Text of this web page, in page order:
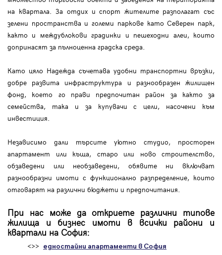
на квартала. За отдих и спорт жителите разполагат със
зелени пространства и големи паркове като Северен парк,
както и междублокови градинки и пешеходни алеи, които
допринасят за пълноценна градска среда.
Като цяло Надежда съчетава удобни транспортни връзки,
добре развита инфраструктура и разнообразен жилищен
фонд, което го прави предпочитан район за както за
семейства, така и за купувачи с цели, насочени към
инвестиция.
Независимо дали търсите уютно студио, просторен
апартамент или къща, старо или ново строителство,
обзаведени или необзаведени, обявите ни включват
разнообразни имоти с функционално разпределение, които
отговарят на различни бюджети и предпочитания.
При нас може да откриете различни типове
жилища и бизнес имоти в всички райони и
квартали на София:
<>> едностайни апартаменти в София